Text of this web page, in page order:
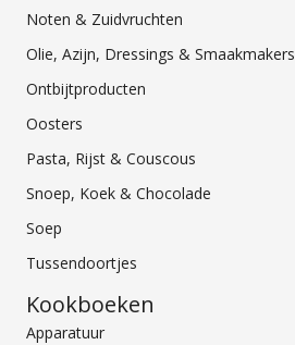
Noten & Zuidvruchten
Olie, Azijn, Dressings & Smaakmakers
Ontbijtproducten
Oosters
Pasta, Rijst & Couscous
Snoep, Koek & Chocolade
Soep
Tussendoortjes
Kookboeken
Apparatuur